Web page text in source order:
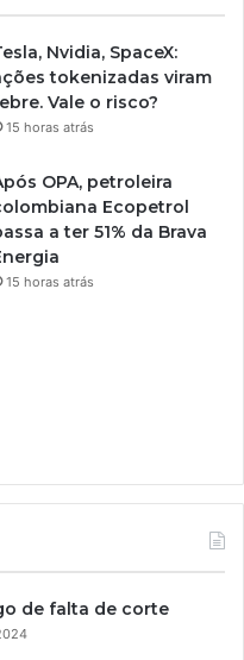
Nvidia, SpaceX:
tokenizadas viram
Vale o risco?
15 horas atrás
OPA, petroleira
Ecopetrol
a ter 51% da Brava
15 horas atrás
de falta de corte